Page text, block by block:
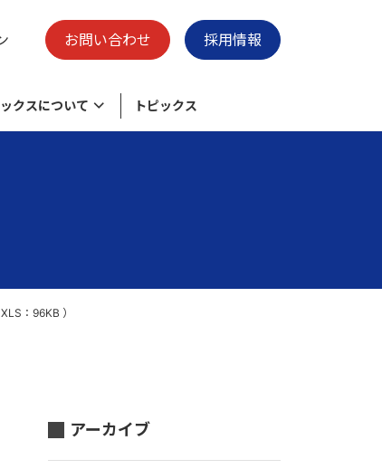
清掃事業 -swell-
クスについて トピックス
お問い合わせ 採用情報
：96KB ）
アーカイブ